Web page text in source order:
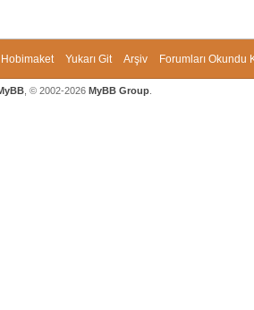
Hobimaket Yukarı Git Arşiv Forumları Okundu
, © 2002-2026 MyBB Group